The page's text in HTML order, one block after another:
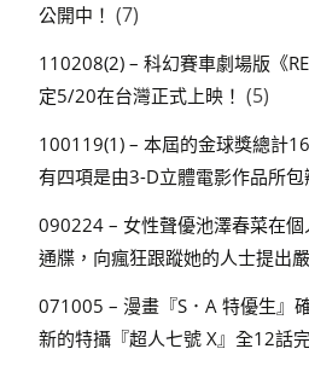
公開中！ (7)
110208(2) – 科幻賽車劇場版《
定5/20在台灣正式上映！ (5)
100119(1) – 本屆的金球獎總計
有四項是由3-D立體電影作品所包
090224 – 女性聲優池澤春菜在
通牒，向瘋狂跟蹤她的人士提出
071005 – 漫畫『S．A 特優生』
新的特攝『超人七號 X』全12話